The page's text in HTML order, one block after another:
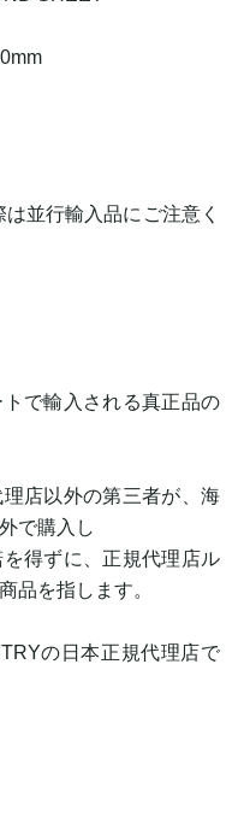
並行輸入品にご注意く
で輸入される真正品の
店以外の第三者が、海
で購入し
得ずに、正規代理店ル
品を指します。
の日本正規代理店で